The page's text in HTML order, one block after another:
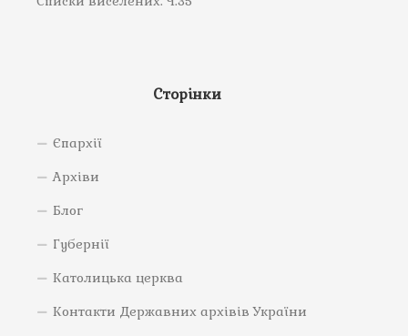
Сторінки
Єпархії
Архіви
Блог
Губернії
Католицька церква
Контакти Державних архівів України